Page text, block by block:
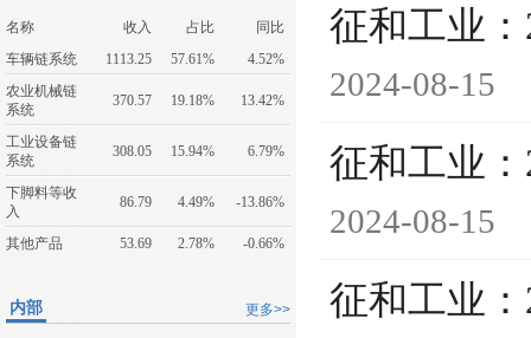
名称 收入 占比
同比
车辆链系统
1113.25 57.61%
4.52%
农业机械链
系统
370.57 19.18% 13.42%
工业设备链
系统
308.05 15.94% 6.79%
下脚料等收
入
86.79 4.49% -13.86%
其他产品 53.69 2.78% -0.66%
更多>>
内部
征和工业
2024-08-15
征和工业
2024-08-15
征和工业